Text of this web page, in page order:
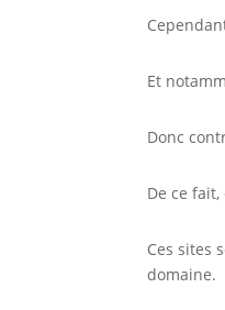
Et
Donc
De ce
Ces sites
domaine.